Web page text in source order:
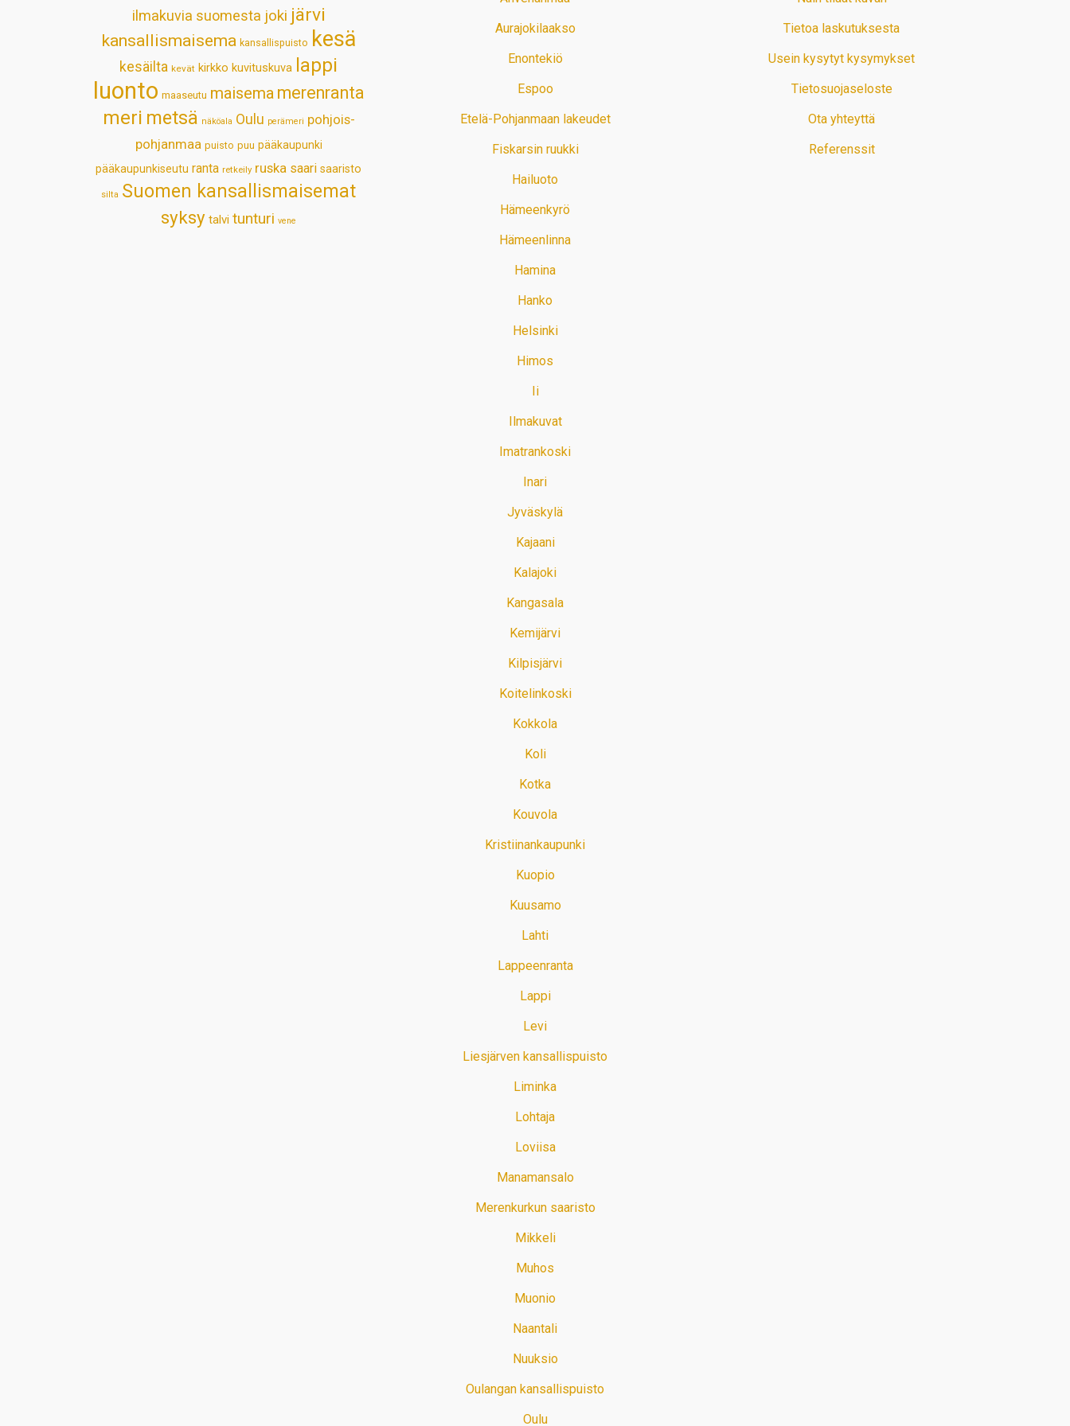
ilmakuvia suomesta joki järvi
kansallismaisema kansallispuisto kesä
kesäilta kevät kirkko kuvituskuva lappi
luonto maaseutu maisema merenranta
meri metsä näköala Oulu perämeri pohjois-
pohjanmaa puisto puu pääkaupunki
pääkaupunkiseutu ranta retkeily ruska saari saaristo
silta Suomen kansallismaisemat
syksy talvi tunturi vene
Aurajokilaakso
Enontekiö
Espoo
Etelä-Pohjanmaan lakeudet
Fiskarsin ruukki
Hailuoto
Hämeenkyrö
Hämeenlinna
Hamina
Hanko
Helsinki
Himos
Ii
Ilmakuvat
Imatrankoski
Inari
Jyväskylä
Kajaani
Kalajoki
Kangasala
Kemijärvi
Kilpisjärvi
Koitelinkoski
Kokkola
Koli
Kotka
Kouvola
Kristiinankaupunki
Kuopio
Kuusamo
Lahti
Lappeenranta
Lappi
Levi
Liesjärven kansallispuisto
Liminka
Lohtaja
Loviisa
Manamansalo
Merenkurkun saaristo
Mikkeli
Muhos
Muonio
Naantali
Nuuksio
Oulangan kansallispuisto
Oulu
Tietoa laskutuksesta
Usein kysytyt kysymykset
Tietosuojaseloste
Ota yhteyttä
Referenssit